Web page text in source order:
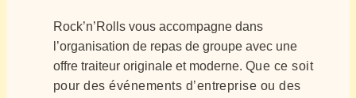
Rock’n’Rolls vous accompagne dans
l’organisation de repas de groupe avec une
offre traiteur originale et moderne. Que ce soit
pour des événements d’entreprise ou des